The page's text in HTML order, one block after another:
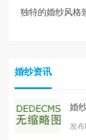
独特的婚纱风格
婚纱资讯
婚
发